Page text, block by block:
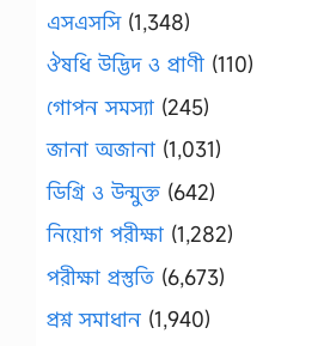
এসএসসি(1,348)
ঔষধি উদ্ভিদ ও প্রাণী (110)
গোপন সমস্যা (245)
জানা অজানা (1,031)
ডিগ্রি ও উন্মুক্ত (642)
নিয়োগ পরীক্ষা (1,282)
পরীক্ষা প্রস্তুতি (6,673)
প্রশ্ন সমাধান (1,940)